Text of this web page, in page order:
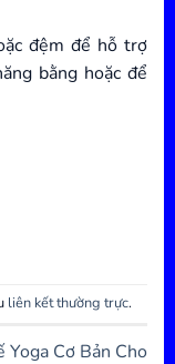
đệm để hỗ trợ
bằng hoặc để
liên kết thường trực.
Yoga Cơ Bản Cho